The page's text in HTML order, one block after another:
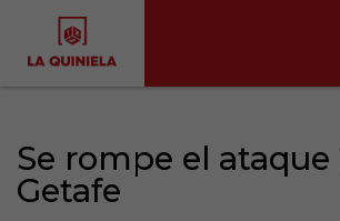
Se rompe el ataque
Getafe